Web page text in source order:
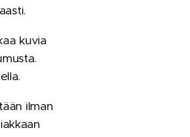
kuvia
ilman